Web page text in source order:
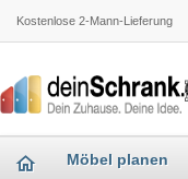
Kostenlose 2-Mann-Lieferung
Möbel planen